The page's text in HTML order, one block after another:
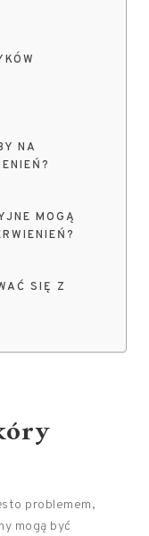
NA
MOGĄ
SIĘ Z
problemem,
mogą być